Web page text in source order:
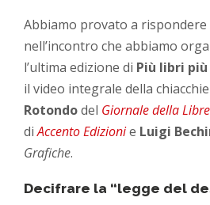
Abbiamo provato a rispondere
nell’incontro che abbiamo
l’ultima edizione di Più libri
il video integrale della
Rotondodel Giornale della
diAccento Edizionie Luigi
Grafiche.
Decifrare la “legge del